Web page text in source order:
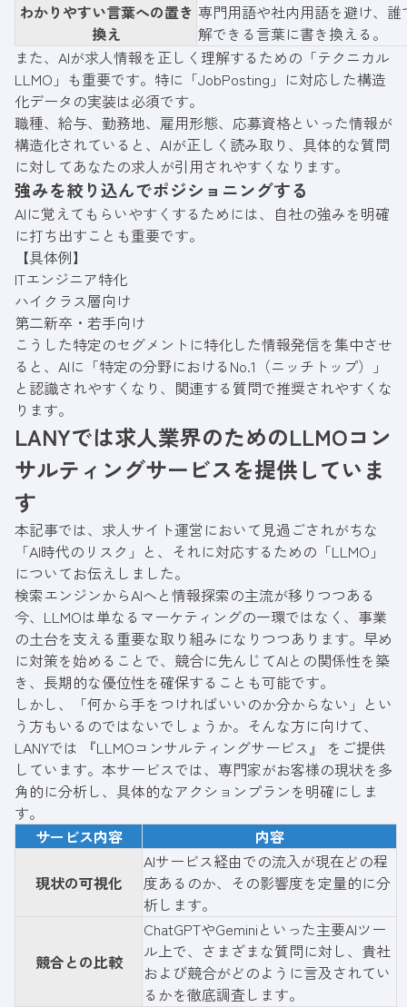
わかりやすい言葉への置き
換え
専門用語や社内用語を避け、誰
解できる言葉に書き換える。
また、AIが求人情報を正しく理解するための「テクニカル
LLMO」も重要です。特に「JobPosting」に対応した構造
化データの実装は必須です。
職種、給与、勤務地、雇用形態、応募資格といった情報が
構造化されていると、AIが正しく読み取り、具体的な質問
に対してあなたの求人が引用されやすくなります。
強みを絞り込んでポジショニングする
AIに覚えてもらいやすくするためには、自社の強みを明確
に打ち出すことも重要です。
【具体例】
ITエンジニア特化
ハイクラス層向け
第二新卒・若手向け
こうした特定のセグメントに特化した情報発信を集中させ
ると、AIに「特定の分野におけるNo.1（ニッチトップ）」
と認識されやすくなり、関連する質問で推奨されやすくな
ります。
LANYでは求人業界のためのLLMOコン
サルティングサービスを提供していま
す
本記事では、求人サイト運営において見過ごされがちな
「AI時代のリスク」と、それに対応するための「LLMO」
についてお伝えしました。
検索エンジンからAIへと情報探索の主流が移りつつある
今、LLMOは単なるマーケティングの一環ではなく、事業
の土台を支える重要な取り組みになりつつあります。早め
に対策を始めることで、競合に先んじてAIとの関係性を築
き、長期的な優位性を確保することも可能です。
しかし、「何から手をつければいいのか分からない」とい
う方もいるのではないでしょうか。そんな方に向けて、
LANYでは 『LLMOコンサルティングサービス』 をご提供
しています。本サービスでは、専門家がお客様の現状を多
角的に分析し、具体的なアクションプランを明確にしま
す。
サービス内容
内容
現状の可視化
AIサービス経由での流入が現在どの程
度あるのか、その影響度を定量的に分
析します。
競合との比較
ChatGPTやGeminiといった主要AIツー
ル上で、さまざまな質問に対し、貴社
および競合がどのように言及されてい
るかを徹底調査します。